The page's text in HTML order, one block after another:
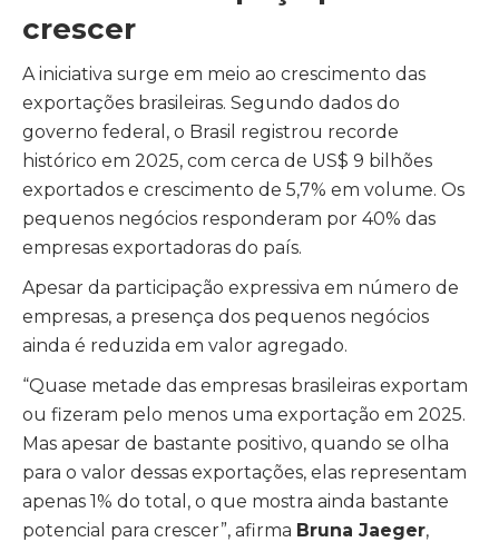
crescer
A iniciativa surge em meio ao crescimento das
exportações brasileiras. Segundo dados do
governo federal, o Brasil registrou recorde
histórico em 2025, com cerca de US$ 9 bilhões
exportados e crescimento de 5,7% em volume. Os
pequenos negócios responderam por 40% das
empresas exportadoras do país.
Apesar da participação expressiva em número de
empresas, a presença dos pequenos negócios
ainda é reduzida em valor agregado.
“Quase metade das empresas brasileiras exportam
ou fizeram pelo menos uma exportação em 2025.
Mas apesar de bastante positivo, quando se olha
para o valor dessas exportações, elas representam
apenas 1% do total, o que mostra ainda bastante
potencial para crescer”, afirma Bruna Jaeger,